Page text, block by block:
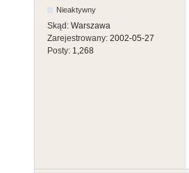
Nieaktywny
Skąd: Warszawa
Zarejestrowany: 2002-05-27
Posty: 1,268